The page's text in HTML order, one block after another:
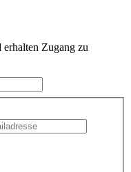
Zugang zu